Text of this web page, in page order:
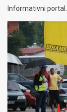
Informativni portal.